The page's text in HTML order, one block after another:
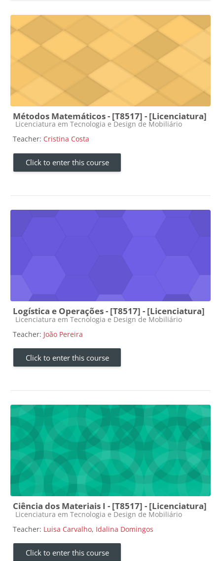
Métodos Matemáticos - [T8517] - [Licenciatura]
Course category
Licenciatura em Tecnologia e Design de Mobiliário
Teacher: Cristina Costa
Click to enter this course
Logística e Operações - [T8517] - [Licenciatura]
Course category
Licenciatura em Tecnologia e Design de Mobiliário
Teacher: João Pereira
Click to enter this course
Ciência dos Materiais I - [T8517] - [Licenciatura]
Course category
Licenciatura em Tecnologia e Design de Mobiliário
Teacher: Luisa Carvalho, Idalina Domingos
Click to enter this course